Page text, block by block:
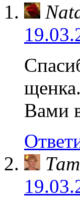
Вами